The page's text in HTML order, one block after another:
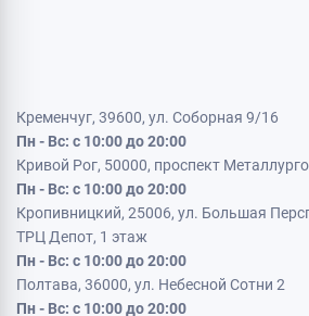
Кременчуг, 39600, ул. Соборная 9/16
Пн - Вс: с 10:00 до 20:00
Кривой Рог, 50000, проспект
Пн - Вс: с 10:00 до 20:00
Кропивницкий, 25006, ул. Большая
ТРЦ Депот, 1 этаж
Пн - Вс: с 10:00 до 20:00
Полтава, 36000, ул. Небесной Сотни 2
Пн - Вс: с 10:00 до 20:00